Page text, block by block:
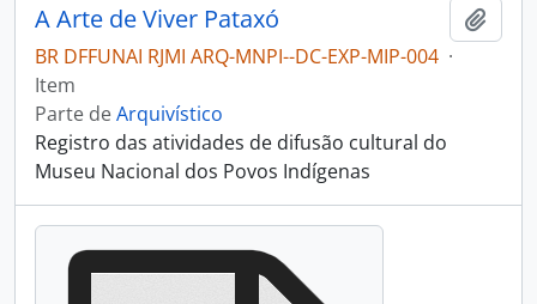
A Arte de Viver Pataxó
BR DFFUNAI RJMI ARQ-MNPI--DC-EXP-MIP-004 ·
Item
Parte deArquivístico
Registro das atividades de difusão cultural do
Museu Nacional dos Povos Indígenas